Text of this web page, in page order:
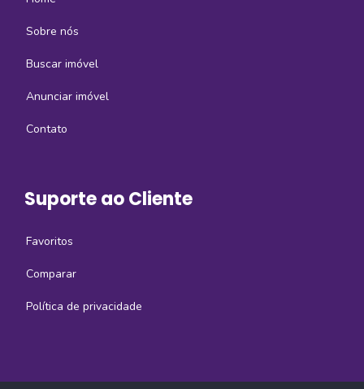
Sobre nós
Buscar imóvel
Anunciar imóvel
Contato
Suporte ao Cliente
Favoritos
Comparar
Política de privacidade